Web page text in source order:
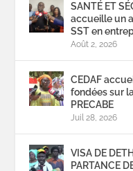
SANTÉ ET
accueille un
SST en
Août 2, 2026
CEDAF
fondées sur
PRECABE
Juil 28, 2026
VISA DE
PARTANCE